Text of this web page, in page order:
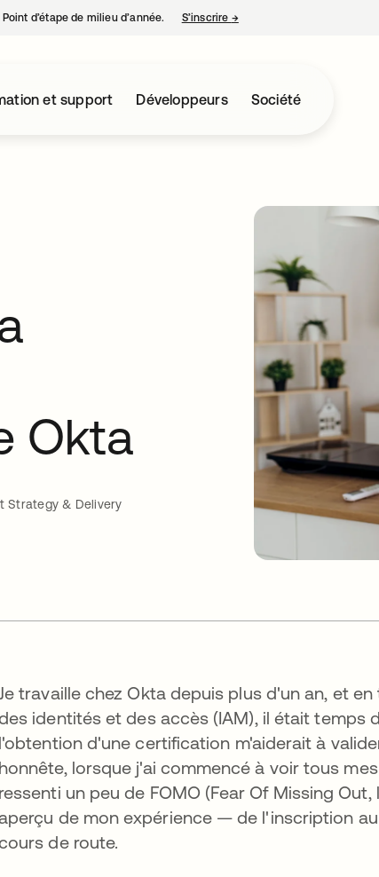
d’étape de milieu d’année. S’inscrire →s’ouvre dans un nouvel
et support Développeurs Société
Okta
Strategy & Delivery
travaille chez Okta depuis plus d'un an, et
identités et des accès (IAM), il était temps
l'obtention d'une certification m'aiderait à
honnête, lorsque j'ai commencé à voir tous
ressenti un peu de FOMO (Fear Of Missing
de mon expérience — de l'inscription
de route.